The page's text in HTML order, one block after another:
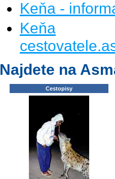
Keňa -
Keňa
Najdete na
Cestopisy